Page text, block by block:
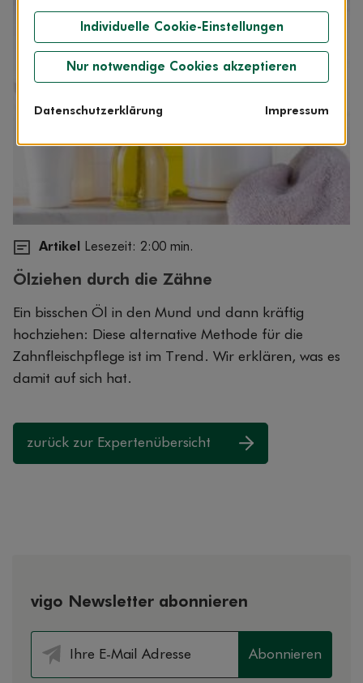
Artikel Lesezeit: 2:00 min.
Ölziehen durch die Zähne
Ein bisschen Öl in den Mund und dann kräftig
hochziehen: Diese alternative Methode für die
Zahnfleischpflege ist im Trend. Wir erklären, was es
damit auf sich hat.
zurück zur Expertenübersicht
vigo Newsletter abonnieren
Abonnieren
Individuelle Cookie-Einstellungen
Nur notwendige Cookies akzeptieren
Datenschutzerklärung Impressum